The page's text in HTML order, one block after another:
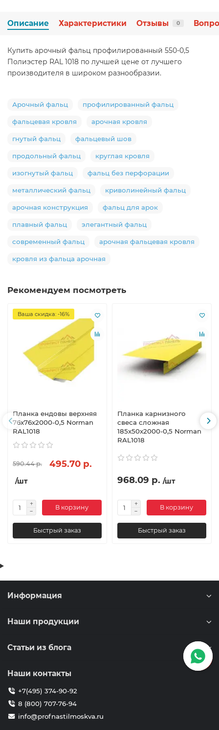
Описание Характеристики Отзывы 0
Купить арочный фальц профилированный 550-0,5
Полиэстер RAL 1018 по лучшей цене от лучшего
производителя в широком разнообразии.
Арочный фальц профилированный фальц
фальцевая кровля арочная кровля
гнутый фальц фальцевый шов
продольный фальц круглая кровля
изогнутый фальц фальц без перфорации
металлический фальц криволинейный фальц
арочная конструкция фальц для арок
плавный фальц элегантный фальц
современный фальц арочная фальцевая кровля
кровля из фальца арочная
Рекомендуем посмотреть
Ваша скидка: -16%
Планка ендовы верхняя
76х76х2000-0,5 Norman
RAL1018
590.44 р. 495.70 р.
/шт
В корзину
Быстрый заказ
Планка карнизного
свеса сложная
185х50х2000-0,5 Norman
RAL1018
968.09 р. /шт
В корзину
Быстрый заказ
Информация
Наши продукции
Статьи из блога
Наши контакты
+7(495) 374-90-92
8 (800) 707-76-94
info@profnastilmoskva.ru